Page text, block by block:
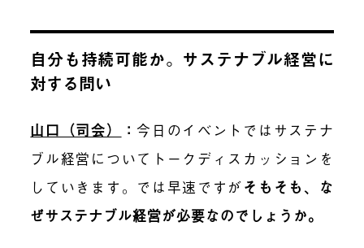
自分も持続可能か。サステナブル経営に
対する問い
山口（司会） ：今日のイベントではサステナ
ブル経営についてトークディスカッションを
していきます。では早速ですがそもそも、な
ぜサステナブル経営が必要なのでしょうか。